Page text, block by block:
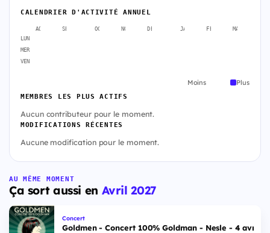
CALENDRIER D'ACTIVITÉ ANNUEL
AOÛT SEPT. OCT. NOV. DÉC. JANV. FÉVR. MARS
LUN
MER
VEN
Moins Plus
MEMBRES LES PLUS ACTIFS
Aucun contributeur pour le moment.
MODIFICATIONS RÉCENTES
Aucune modification pour le moment.
AU MÊME MOMENT
Ça sort aussi en Avril 2027
Concert
Goldmen - Concert 100% Goldman - Nesle - 4 avril